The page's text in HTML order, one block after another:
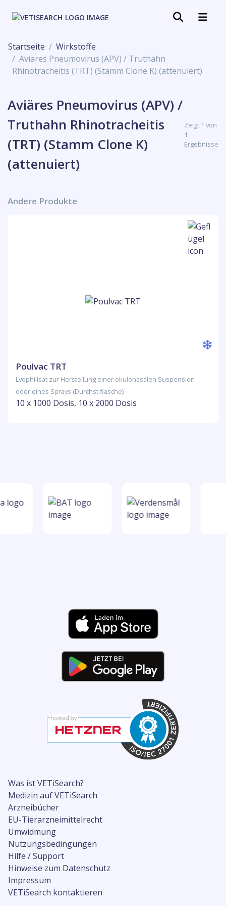
Startseite
Wirkstoffe
Aviäres Pneumovirus (APV) / Truthahn
Rhinotracheitis (TRT) (Stamm Clone K) (attenuiert)
Aviäres Pneumovirus (APV) /
Truthahn Rhinotracheitis
(TRT) (Stamm Clone K)
(attenuiert)
Zeigt 1 von
1
Ergebnisse
Andere Produkte
Poulvac TRT
Lyophilisat zur Herstellung einer okulonasalen Suspension
oder eines Sprays (Durchst.flasche)
10 x 1000 Dosis, 10 x 2000 Dosis
Was ist VETiSearch?
Medizin auf VETiSearch
Arzneibücher
EU-Tierarzneimittelrecht
Umwidmung
Nutzungsbedingungen
Hilfe / Support
Hinweise zum Datenschutz
Impressum
VETiSearch kontaktieren